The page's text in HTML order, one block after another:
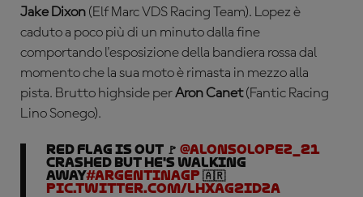
Jake Dixon (Elf Marc VDS Racing Team). Lopez è
caduto a poco più di un minuto dalla fine
comportando l'esposizione della bandiera rossa dal
momento che la sua moto è rimasta in mezzo alla
pista. Brutto highside perAron Canet(Fantic Racing
Lino Sonego).
Red Flag is out 🚩 @AlonsoLopez_21
crashed but he's walking
away#ArgentinaGP 🇦🇷
pic.twitter.com/LHXAg2Idza